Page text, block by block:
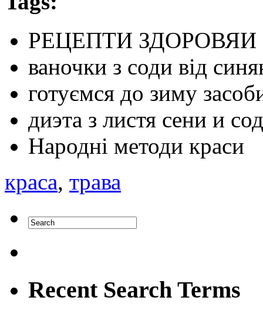
РЕЦЕПТИ ЗДОРОВЯИ
ваночки з соди від
готуємся до зиму
диэта з листя сени и
Народні методи краси
краса, трава
Recent Search Terms